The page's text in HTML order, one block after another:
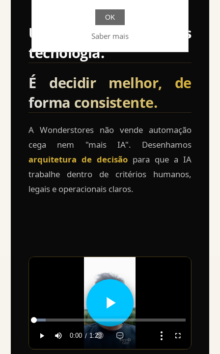
Usar IA não é ter mais
tecnologia.
É decidir melhor, de
forma consistente.
A Wonderstores não vende automação
cega nem "mais IA". Desenhamos
arquitetura de decisão para que a IA
trabalhe dentro de critérios humanos,
legais e operacionais claros.
OK
Saber mais